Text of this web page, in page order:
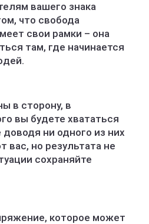
вашего знака
что свобода
свои рамки – она
там, где начинается
в сторону, в
вы будете хвататься
ни одного из них
вас, но результата не
сохраняйте
которое может